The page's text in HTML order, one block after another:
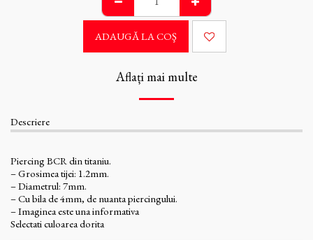
ADAUGĂ LA COŞ
Aflați mai multe
Descriere
Piercing BCR din titaniu.
– Grosimea tijei: 1.2mm.
– Diametrul: 7mm.
– Cu bila de 4mm, de nuanta piercingului.
– Imaginea este una informativa
Selectati culoarea dorita